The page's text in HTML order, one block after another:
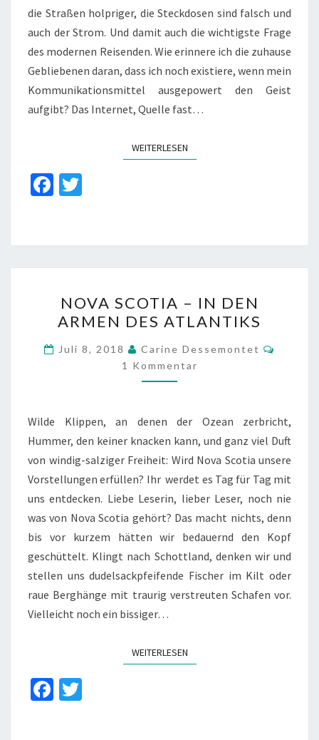
die Straßen holpriger, die Steckdosen sind falsch und
auch der Strom. Und damit auch die wichtigste Frage
des modernen Reisenden. Wie erinnere ich die zuhause
Gebliebenen daran, dass ich noch existiere, wenn mein
Kommunikationsmittel ausgepowert den Geist
aufgibt? Das Internet, Quelle fast…
WEITERLESENWEITERLESEN
Fa
o
o
k
er
SCOTIA
–
IN
DEN
ARMEN
ATLANTIKS
NOVA SCOTIA – IN DEN
ARMEN DES ATLANTIKS
Juli 8, 2018 Carine Dessemontet
1 Kommentar
Wilde Klippen, an denen der Ozean zerbricht,
Hummer, den keiner knacken kann, und ganz viel Duft
von windig-salziger Freiheit: Wird Nova Scotia unsere
Vorstellungen erfüllen? Ihr werdet es Tag für Tag mit
uns entdecken. Liebe Leserin, lieber Leser, noch nie
was von Nova Scotia gehört? Das macht nichts, denn
bis vor kurzem hätten wir bedauernd den Kopf
geschüttelt. Klingt nach Schottland, denken wir und
stellen uns dudelsackpfeifende Fischer im Kilt oder
raue Berghänge mit traurig verstreuten Schafen vor.
Vielleicht noch ein bissiger…
WEITERLESENWEITERLESEN
Fa